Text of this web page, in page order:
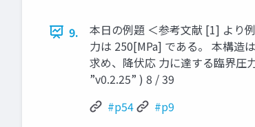
9.
本日の例題 ＜参考文献 [1] より
力は 250[MPa] である。 本構造
求め、降伏応 力に達する臨界
”v0.2.25” ) 8 / 39
#p54
#p9